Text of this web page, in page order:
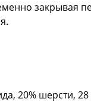
закрывая
20% шерсти, 28